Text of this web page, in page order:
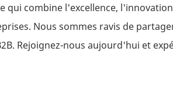
qui combine l'excellence,
Nous sommes ravis de
Rejoignez-nous aujourd'hui et